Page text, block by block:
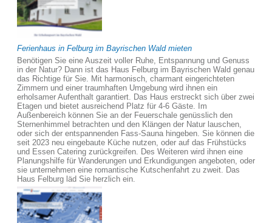
Ferienhaus in Felburg im Bayrischen Wald mieten
Benötigen Sie eine Auszeit voller Ruhe, Entspannung und Genuss
in der Natur? Dann ist das Haus Felburg im Bayrischen Wald genau
das Richtige für Sie. Mit harmonisch, charmant eingerichteten
Zimmern und einer traumhaften Umgebung wird ihnen ein
erholsamer Aufenthalt garantiert. Das Haus erstreckt sich über zwei
Etagen und bietet ausreichend Platz für 4-6 Gäste. Im
Außenbereich können Sie an der Feuerschale genüsslich den
Sternenhimmel betrachten und den Klängen der Natur lauschen,
oder sich der entspannenden Fass-Sauna hingeben. Sie können die
seit 2023 neu eingebaute Küche nutzen, oder auf das Frühstücks
und Essen Catering zurückgreifen. Des Weiteren wird ihnen eine
Planungshilfe für Wanderungen und Erkundigungen angeboten, oder
sie unternehmen eine romantische Kutschenfahrt zu zweit. Das
Haus Felburg läd Sie herzlich ein.